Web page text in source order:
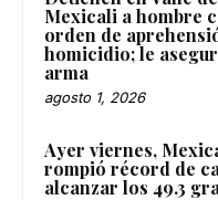
Mexicali a hombre
orden de
homicidio; le
arma
agosto 1, 2026
Ayer viernes,
rompió récord de
alcanzar los 49.3